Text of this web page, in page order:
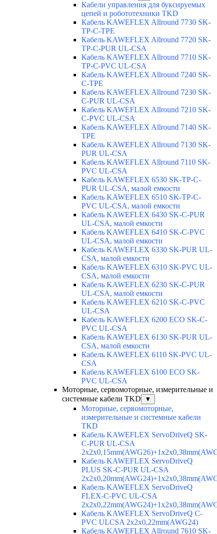
Кабели управления для буксируемых
цепей и робототехники TKD
Кабель KAWEFLEX Allround 7730 SK-
TP-C-TPE
Кабель KAWEFLEX Allround 7720 SK-
TP-C-PUR UL-CSA
Кабель KAWEFLEX Allround 7710 SK-
TP-C-PVC UL-CSA
Кабель KAWEFLEX Allround 7240 SK-
C-TPE
Кабель KAWEFLEX Allround 7230 SK-
C-PUR UL-CSA
Кабель KAWEFLEX Allround 7210 SK-
C-PVC UL-CSA
Кабель KAWEFLEX Allround 7140 SK-
TPE
Кабель KAWEFLEX Allround 7130 SK-
PUR UL-CSA
Кабель KAWEFLEX Allround 7110 SK-
PVC UL-CSA
Кабель KAWEFLEX 6530 SK-TP-C-
PUR UL-CSA, малой емкости
Кабель KAWEFLEX 6510 SK-TP-C-
PVC UL-CSA, малой емкости
Кабель KAWEFLEX 6430 SK-C-PUR
UL-CSA, малой емкости
Кабель KAWEFLEX 6410 SK-C-PVC
UL-CSA, малой емкости
Кабель KAWEFLEX 6330 SK-PUR UL-
CSA, малой емкости
Кабель KAWEFLEX 6310 SK-PVC UL-
CSA, малой емкости
Кабель KAWEFLEX 6230 SK-C-PUR
UL-CSA, малой емкости
Кабель KAWEFLEX 6210 SK-C-PVC
UL-CSA
Кабель KAWEFLEX 6200 ECO SK-C-
PVC UL-CSA
Кабель KAWEFLEX 6130 SK-PUR UL-
CSA, малой емкости
Кабель KAWEFLEX 6110 SK-PVC UL-
CSA
Кабель KAWEFLEX 6100 ECO SK-
PVC UL-CSA
Моторные, сервомоторные, измерительные и
системные кабели TKD
▼
Моторные, сервомоторные,
измерительные и системные кабели
TKD
Кабель KAWEFLEX ServoDriveQ SK-
C-PUR UL-CSA
Кабель KAWEFLEX ServoDriveQ
PLUS SK-C-PUR UL-CSA
Кабель KAWEFLEX ServoDriveQ
FLEX-C-PVC UL-CSA
Кабель KAWEFLEX ServoDriveQ C-
PVC ULCSA 2x2x0,22mm(AWG24)
Кабель KAWEFLEX Allround 7610 SK-